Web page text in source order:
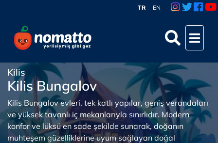
TR EN
Kilis
Kilis Bungalov
Kilis Bungalov evleri, tek katlı yapılar, geniş verandaları
ve yüksek tavanlı iç mekanlarıyla sınırlıdır. Modern
konfor ve lüksü en sade şekilde sunarak, doğanın
muhteşem güzelliklerine uyum sağlayan doğal